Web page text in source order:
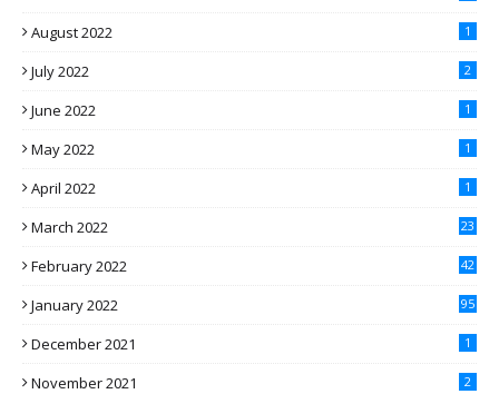
August 2022 1
July 2022 2
June 2022 1
May 2022 1
April 2022 1
March 2022 23
February 2022 42
January 2022 95
December 2021 1
November 2021 2